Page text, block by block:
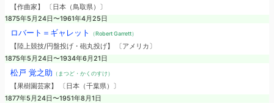
【作曲家】 〔日本（鳥取県）〕
1875年5月24日〜1961年4月25日
ロバート＝ギャレット （Robert Garrett）
【陸上競技/円盤投げ・砲丸投げ】 〔アメリカ〕
1875年5月24日〜1934年6月21日
松戸 覚之助 （まつど・かくのすけ）
【果樹園芸家】 〔日本（千葉県）〕
1877年5月24日〜1951年8月1日